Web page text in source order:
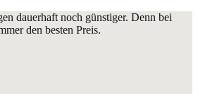
dauerhaft noch günstiger. Denn bei
den besten Preis.